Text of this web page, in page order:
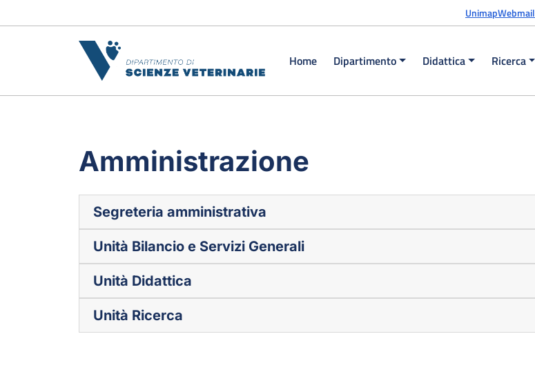
UnimapWebmail
Home Dipartimento Didattica Ricerca
Amministrazione
Segreteria amministrativa
Unità Bilancio e Servizi Generali
Unità Didattica
Unità Ricerca